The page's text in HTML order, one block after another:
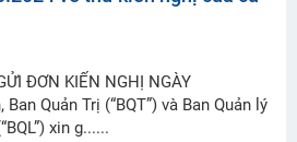
ĐƠN KIẾN NGHỊ NGÀY
Quản Trị (“BQT”) và Ban Quản lý
xin g......